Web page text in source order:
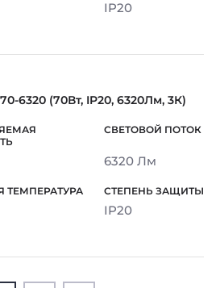
IP20
6320 (70Вт, IP20, 6320Лм, 3К)
6320 Лм
IP20